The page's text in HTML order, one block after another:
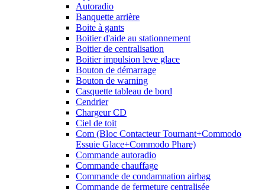
Autoradio
Banquette arrière
Boite à gants
Boitier d'aide au stationnement
Boitier de centralisation
Boitier impulsion leve glace
Bouton de démarrage
Bouton de warning
Casquette tableau de bord
Cendrier
Chargeur CD
Ciel de toit
Com (Bloc Contacteur Tournant+Commodo
Essuie Glace+Commodo Phare)
Commande autoradio
Commande chauffage
Commande de condamnation airbag
Commande de fermeture centralisée